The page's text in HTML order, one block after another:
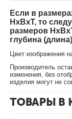
Если в
HxBxT, то
размеров
глубина
Цвет изображения
Производитель
изменения, без
изделия могут не
ТОВАРЫ В